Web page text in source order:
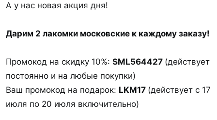
А у нас новая акция дня!
Дарим 2 лакомки московские к каждому заказу!
Промокод на скидку 10%: SML564427 (действует
постоянно и на любые покупки)
Ваш промокод на подарок: LKM17 (действует с 17
июля по 20 июля включительно)